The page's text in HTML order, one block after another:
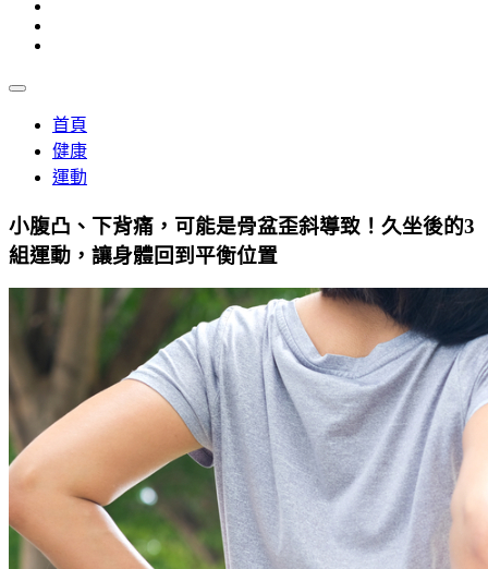
首頁
健康
運動
小腹凸、下背痛，可能是骨盆歪斜導致！久坐後的3
組運動，讓身體回到平衡位置